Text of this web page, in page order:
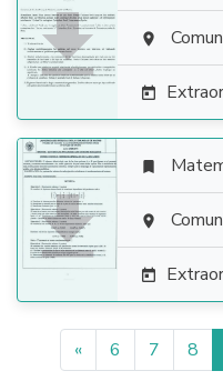
 





« 6 7 8